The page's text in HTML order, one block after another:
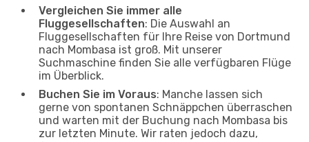
Vergleichen Sie immer alle
Fluggesellschaften: Die Auswahl an
Fluggesellschaften für Ihre Reise von Dortmund
nach Mombasa ist groß. Mit unserer
Suchmaschine finden Sie alle verfügbaren Flüge
im Überblick.
Buchen Sie im Voraus: Manche lassen sich
gerne von spontanen Schnäppchen überraschen
und warten mit der Buchung nach Mombasa bis
zur letzten Minute. Wir raten jedoch dazu,